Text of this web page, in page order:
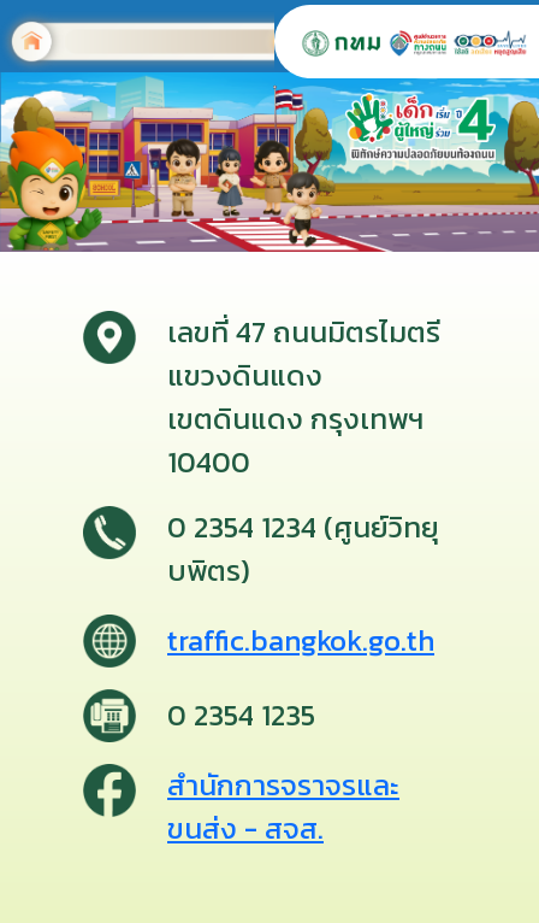
เลขที่ 47 ถนนมิตรไมตรี
แขวงดินแดง
เขตดินแดง กรุงเทพฯ
10400
0 2354 1234 (ศูนย์วิทยุ
บพิตร)
traffic.bangkok.go.th
0 2354 1235
สำนักการจราจรและ
ขนส่ง - สจส.